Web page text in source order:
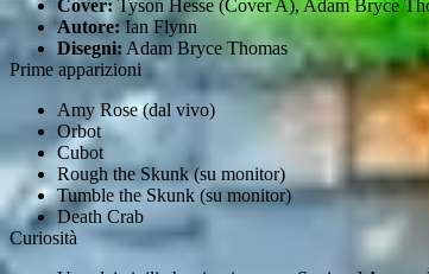
Cover: Tyson Hesse (Cover A), Adam Bryce
Autore:Ian Flynn
Disegni: Adam Bryce Thomas
Prime apparizioni
Amy Rose (dal vivo)
Orbot
Cubot
Rough the Skunk (su monitor)
Tumble the Skunk (su monitor)
Death Crab
Curiosità